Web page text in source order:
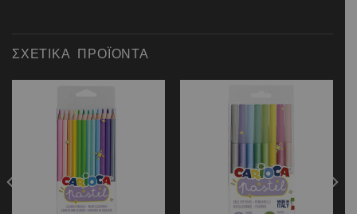
ΣΧΕΤΙΚΆ ΠΡΟΪΌΝΤΑ